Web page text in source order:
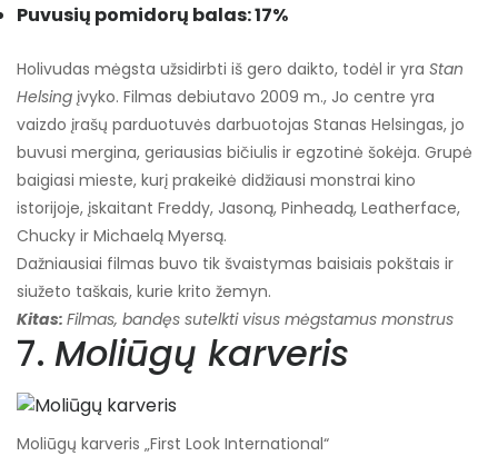
Puvusių pomidorų balas: 17%
Holivudas mėgsta užsidirbti iš gero daikto, todėl ir yra Stan
Helsing įvyko. Filmas debiutavo 2009 m., Jo centre yra
vaizdo įrašų parduotuvės darbuotojas Stanas Helsingas, jo
buvusi mergina, geriausias bičiulis ir egzotinė šokėja. Grupė
baigiasi mieste, kurį prakeikė didžiausi monstrai kino
istorijoje, įskaitant Freddy, Jasoną, Pinheadą, Leatherface,
Chucky ir Michaelą Myersą.
Dažniausiai filmas buvo tik švaistymas baisiais pokštais ir
siužeto taškais, kurie krito žemyn.
Kitas: Filmas, bandęs sutelkti visus mėgstamus monstrus
7. Moliūgų karveris
Moliūgų karveris „First Look International“